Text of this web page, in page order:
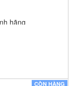
CÒN HÀNG